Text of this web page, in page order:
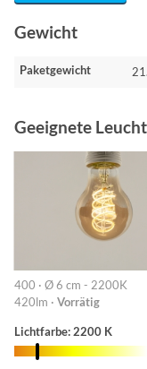
Gewicht
Paketgewicht
Geeignete
400 · Ø 6 cm - 2200K
420lm · Vorrätig
Lichtfarbe: 2200 K